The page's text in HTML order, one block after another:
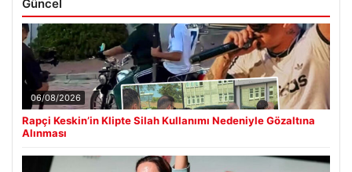
06/08/2026
Rapçi Keskin’in Klipte Silah Kullanımı Nedeniyle Gözaltına
Alınması